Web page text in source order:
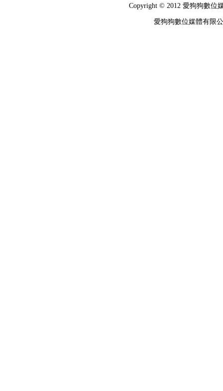
Copyright © 2012 愛狗狗數位
愛狗狗數位媒體有限